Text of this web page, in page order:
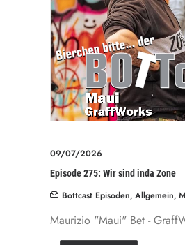
09/07/2026
Episode 275: Wir sind inda Zone
Bottcast Episoden, Allgemein,
Maurizio "Maui" Bet -